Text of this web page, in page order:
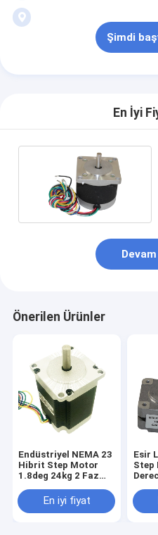
Şimdi
En İyi
Önerilen Ürünler
Endüstriyel NEMA 23
Hibrit Step Motor
1.8deg 24kg 2 Faz
En iyi fiyat
Esir
Step